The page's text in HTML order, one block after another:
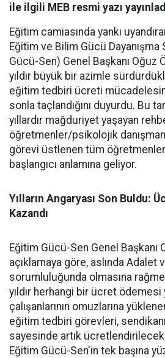
ile ilgili MEB resmi yazı
Eğitim camiasında yankı
Eğitim ve Bilim Gücü Dayanışma
Gücü-Sen) Genel Başkanı Oğuz
yıldır büyük bir azimle
eğitim tedbiri ücreti
sonla taçlandığını duyurdu. Bu
yıllardır mağduriyet yaşayan
öğretmenler/psikolojik
görevi üstlenen tüm
başlangıcı anlamına geliyor.
Yılların Angaryası Son Buldu:
Kazandı
Eğitim Gücü-Sen Genel Başkanı
açıklamaya göre, aslında Adalet
sorumluluğunda olmasına
yıldır herhangi bir ücret ödemesi
çalışanlarının omuzlarına
eğitim tedbiri görevleri,
sayesinde artık
Eğitim Gücü-Sen'in tek başına